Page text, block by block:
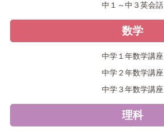
中１～中３英会話
数学
中学１年数学講座
中学２年数学講座
中学３年数学講座
理科